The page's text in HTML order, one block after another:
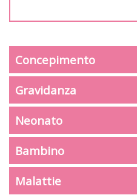
Concepimento
Gravidanza
Neonato
Bambino
Malattie